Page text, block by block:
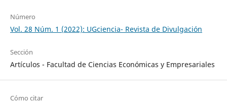
Número
Vol. 28 Núm. 1 (2022): UGciencia- Revista de Divulgación
Sección
Artículos - Facultad de Ciencias Económicas y Empresariales
Cómo citar